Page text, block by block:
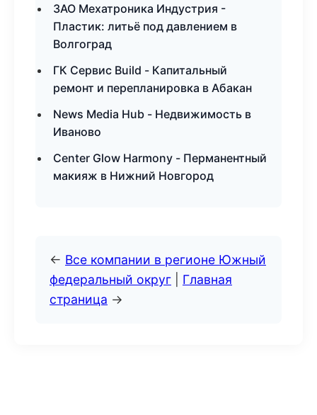
ЗАО Мехатроника Индустрия -
Пластик: литьё под давлением в
Волгоград
ГК Сервис Build - Капитальный
ремонт и перепланировка в Абакан
News Media Hub - Недвижимость в
Иваново
Center Glow Harmony - Перманентный
макияж в Нижний Новгород
← Все компании в регионе Южный
федеральный округ
Главная
страница →